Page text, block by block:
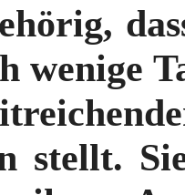
wenige
stellt.